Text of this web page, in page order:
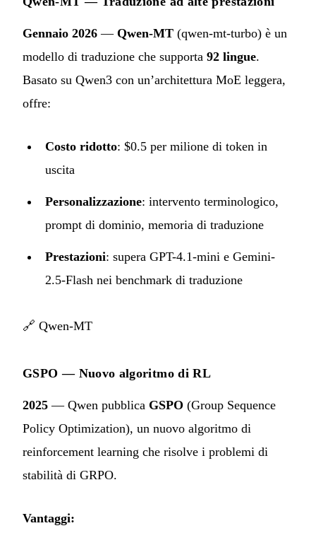
Gennaio 2026 — Qwen-MT (qwen-mt-turbo) è un
modello di traduzione che supporta 92 lingue.
Basato su Qwen3 con un’architettura MoE leggera,
offre:
Costo ridotto: $0.5 per milione di token in
uscita
Personalizzazione: intervento terminologico,
prompt di dominio, memoria di traduzione
Prestazioni: supera GPT-4.1-mini e Gemini-
2.5-Flash nei benchmark di traduzione
🔗 Qwen-MT
GSPO — Nuovo algoritmo di RL
2025 — Qwen pubblica GSPO (Group Sequence
Policy Optimization), un nuovo algoritmo di
reinforcement learning che risolve i problemi di
stabilità di GRPO.
Vantaggi: